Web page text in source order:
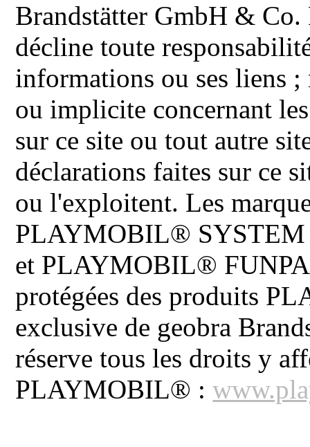
Brandstätter GmbH & Co.
décline toute
informations ou ses liens ;
ou implicite concernant
sur ce site ou tout autre
déclarations faites sur ce
ou l'exploitent. Les
PLAYMOBIL®
et PLAYMOBIL®
protégées des produits
exclusive de geobra
réserve tous les droits y
PLAYMOBIL® :